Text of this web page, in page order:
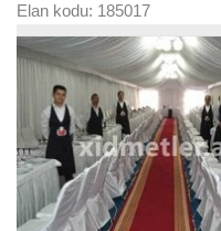
Elan kodu: 185017